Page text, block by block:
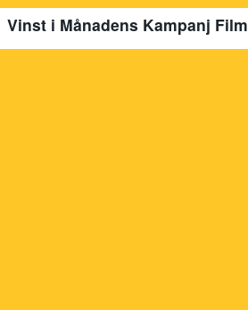
Vinst i Månadens Kampanj Film